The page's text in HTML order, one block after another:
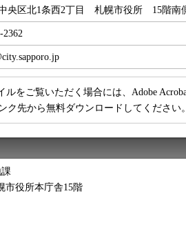
央区北1条西2丁目 札幌市役所 15階南
2362
ルをご覧いただく場合には、Adobe
ク先から無料ダウンロードしてください。
市役所本庁舎15階